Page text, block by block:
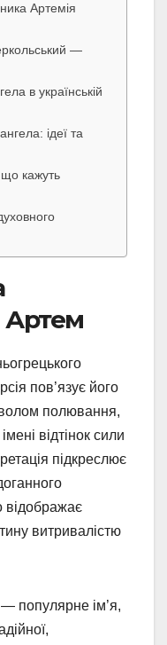
Артемія
—
в українській
ідеї та
що кажуть
Артем
пов’язує його
полювання,
відтінок сили
підкреслює
відображає
витривалістю
— популярне ім’я,